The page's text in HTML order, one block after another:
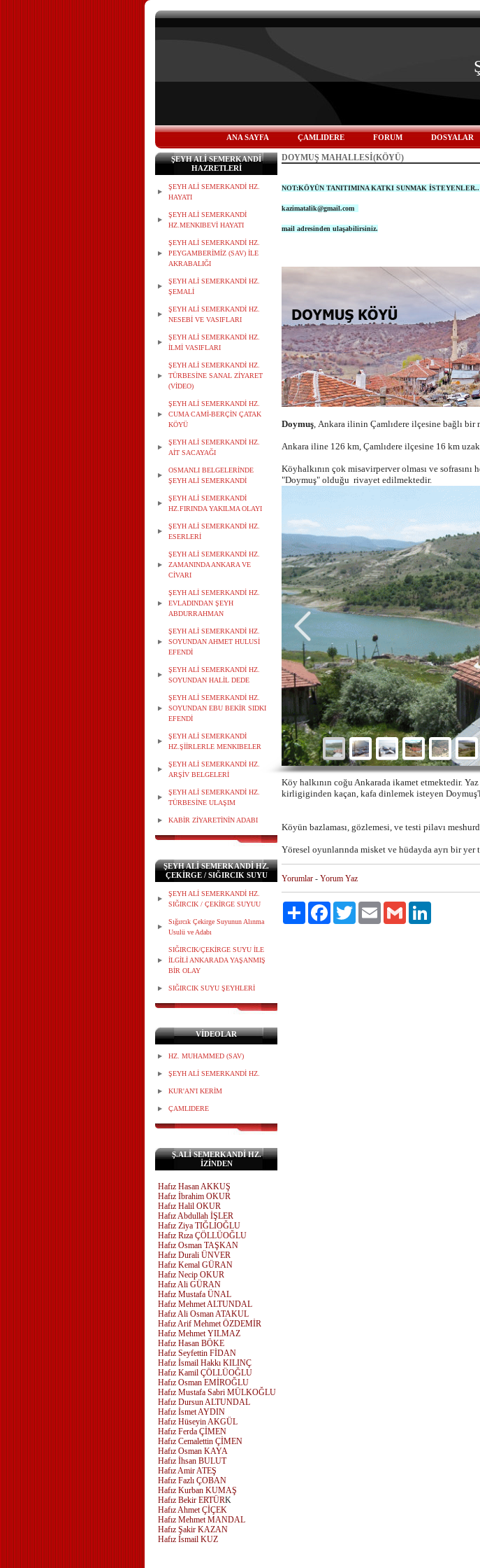
ANA SAYFA ÇAMLIDERE FORUM DOSYALAR
ŞEYH ALİ SEMERKANDİ
HAZRETLERİ
ŞEYH ALİ SEMERKANDİ HZ.
HAYATI
ŞEYH ALİ SEMERKANDİ
HZ.MENKIBEVİ HAYATI
ŞEYH ALİ SEMERKANDİ HZ.
PEYGAMBERİMİZ (SAV) İLE
AKRABALIĞI
ŞEYH ALİ SEMERKANDİ HZ.
ŞEMALİ
ŞEYH ALİ SEMERKANDİ HZ.
NESEBİ VE VASIFLARI
ŞEYH ALİ SEMERKANDİ HZ.
İLMİ VASIFLARI
ŞEYH ALİ SEMERKANDİ HZ.
TÜRBESİNE SANAL ZİYARET
(VİDEO)
ŞEYH ALİ SEMERKANDİ HZ.
CUMA CAMİ-BERÇİN ÇATAK
KÖYÜ
ŞEYH ALİ SEMERKANDİ HZ.
AİT SACAYAĞI
OSMANLI BELGELERİNDE
ŞEYH ALİ SEMERKANDİ
ŞEYH ALİ SEMERKANDİ
HZ.FIRINDA YAKILMA OLAYI
ŞEYH ALİ SEMERKANDİ HZ.
ESERLERİ
ŞEYH ALİ SEMERKANDİ HZ.
ZAMANINDA ANKARA VE
CİVARI
ŞEYH ALİ SEMERKANDİ HZ.
EVLADINDAN ŞEYH
ABDURRAHMAN
ŞEYH ALİ SEMERKANDİ HZ.
SOYUNDAN AHMET HULUSİ
EFENDİ
ŞEYH ALİ SEMERKANDİ HZ.
SOYUNDAN HALİL DEDE
ŞEYH ALİ SEMERKANDİ HZ.
SOYUNDAN EBU BEKİR SIDKI
EFENDİ
ŞEYH ALİ SEMERKANDİ
HZ.ŞİİRLERLE MENKIBELER
ŞEYH ALİ SEMERKANDİ HZ.
ARŞİV BELGELERİ
ŞEYH ALİ SEMERKANDİ HZ.
TÜRBESİNE ULAŞIM
KABİR ZİYARETİNİN ADABI
ŞEYH ALİ SEMERKANDİ HZ.
ÇEKİRGE / SIĞIRCIK SUYU
ŞEYH ALİ SEMERKANDİ HZ.
SIĞIRCIK / ÇEKİRGE SUYUU
Sığırcık Çekirge Suyunun Alınma
Usulü ve Adabı
SIĞIRCIK/ÇEKİRGE SUYU İLE
İLGİLİ ANKARADA YAŞANMIŞ
BİR OLAY
SIĞIRCIK SUYU ŞEYHLERİ
VİDEOLAR
HZ. MUHAMMED (SAV)
ŞEYH ALİ SEMERKANDİ HZ.
KUR'AN'I KERİM
ÇAMLIDERE
Ş.ALİ SEMERKANDİ HZ.
İZİNDEN
Hafız Hasan AKKUŞ
Hafız İbrahim OKUR
Hafız Halil OKUR
Hafız Abdullah İŞLER
Hafız Ziya TIĞLIOĞLU
Hafız Rıza ÇÖLLÜOĞLU
Hafız Osman TAŞKAN
Hafız Durali ÜNVER
Hafız Kemal GÜRAN
Hafız Necip OKUR
Hafız Ali GÜRAN
Hafız Mustafa ÜNAL
Hafız Mehmet ALTUNDAL
Hafız Ali Osman ATAKUL
Hafız Arif Mehmet ÖZDEMİR
Hafız Mehmet YILMAZ
Hafız Hasan BÖKE
Hafız Seyfettin FİDAN
Hafız İsmail Hakkı KILINÇ
Hafız Kamil ÇÖLLÜOĞLU
Hafız Osman EMİROĞLU
Hafız Mustafa Sabri MÜLKOĞLU
Hafız Dursun ALTUNDAL
Hafız İsmet AYDIN
Hafız Hüseyin AKGÜL
Hafız Ferda ÇİMEN
Hafız Cemalettin ÇİMEN
Hafız Osman KAYA
Hafız İhsan BULUT
Hafız Amir ATEŞ
Hafız Fazlı ÇOBAN
Hafız Kurban KUMAŞ
Hafız Bekir ERTÜRK
Hafız Ahmet ÇİÇEK
Hafız Mehmet MANDAL
Hafız Şakir KAZAN
Hafız İsmail KUZ
DOYMUŞ MAHALLESİ(KÖYÜ)
NOT:KÖYÜN TANITIMINA KATKI SUNMAK İSTEYENLER..
kazimatalik@gmail.com
mail adresinden ulaşabilirsiniz.
Doymuş, Ankara ilinin Çamlıdere ilçesine bağlı bir
Ankara iline 126 km, Çamlıdere ilçesine 16 km
Köyhalkının çok misavirperver olması ve sofrasını
"Doymuş" olduğu rivayet edilmektedir.
Köy halkının coğu Ankarada ikamet etmektedir.
kirligiginden kaçan, kafa dinlemek isteyen
Köyün bazlaması, gözlemesi, ve testi pilavı
Yöresel oyunlarında misket ve hüdayda ayrı bir yer
Yorumlar - Yorum Yaz
Paylaş FacebookTwitter Email Gmail